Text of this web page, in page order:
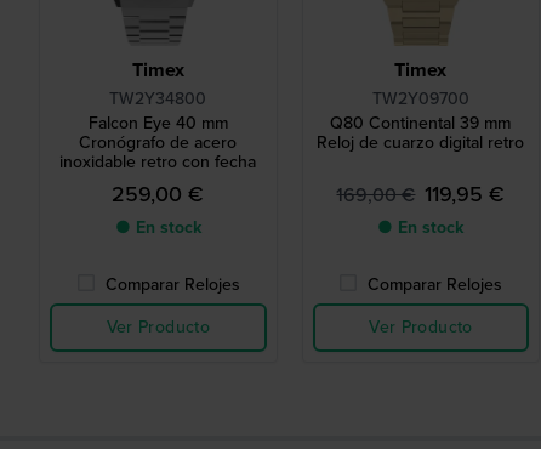
Timex
TW2Y34800
Falcon Eye 40 mm
Cronógrafo de acero
inoxidable retro con fecha
259,00 €
● En stock
Comparar Relojes
Ver Producto
Timex
TW2Y09700
Q80 Continental 39 mm
Reloj de cuarzo digital retro
169,00 € 119,95 €
● En stock
Comparar Relojes
Ver Producto